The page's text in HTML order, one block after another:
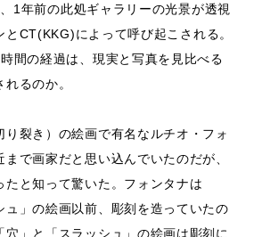
1年前の此処ギャラリーの光景が透視
とCT(KKG)によって呼び起こされる。
間の経過は、現実と写真を見比べる
るのか。
り裂き）の絵画で有名なルチオ・フォ
まで画家だと思い込んでいたのだが、
たと知って驚いた。フォンタナは
ュ」の絵画以前、彫刻を造っていたの
穴」と「スラッシュ」の絵画は彫刻に